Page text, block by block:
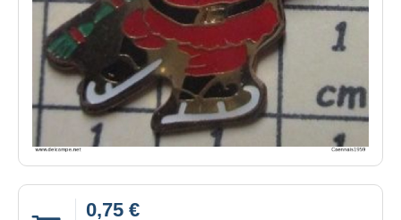
0,75 €